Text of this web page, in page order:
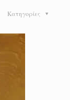
Κατηγορίες